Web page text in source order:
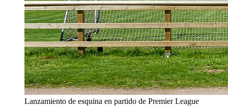
Lanzamiento de esquina en partido de Premier League